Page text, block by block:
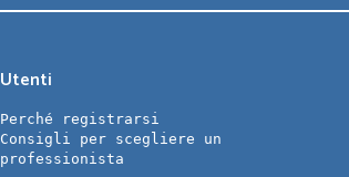
Utenti
Perché registrarsi
Consigli per scegliere un
professionista